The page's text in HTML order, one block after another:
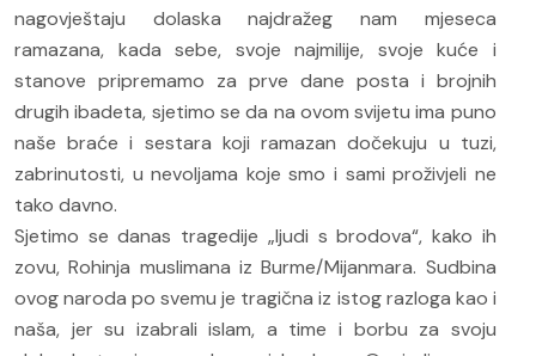
nagovještaju dolaska najdražeg nam mjeseca
ramazana, kada sebe, svoje najmilije, svoje kuće i
stanove pripremamo za prve dane posta i brojnih
drugih ibadeta, sjetimo se da na ovom svijetu ima puno
naše braće i sestara koji ramazan dočekuju u tuzi,
zabrinutosti, u nevoljama koje smo i sami proživjeli ne
tako davno.
Sjetimo se danas tragedije „ljudi s brodova“, kako ih
zovu, Rohinja muslimana iz Burme/Mijanmara. Sudbina
ovog naroda po svemu je tragična iz istog razloga kao i
naša, jer su izabrali islam, a time i borbu za svoju